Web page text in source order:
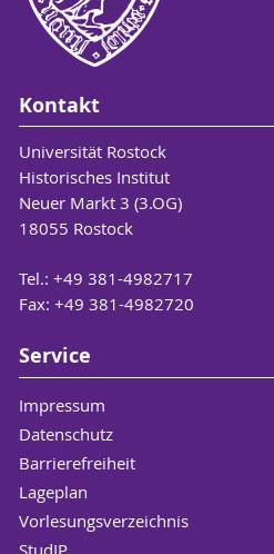
Kontakt
Universität Rostock
Historisches Institut
Neuer Markt 3 (3.OG)
18055 Rostock
Tel.: +49 381-4982717
Fax: +49 381-4982720
Service
Impressum
Datenschutz
Barrierefreiheit
Lageplan
Vorlesungsverzeichnis
StudIP